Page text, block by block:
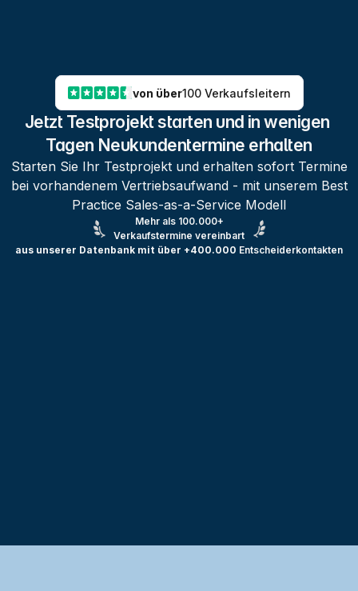
von über100 Verkaufsleitern
Jetzt Testprojekt starten und in wenigen
Tagen Neukundentermine erhalten
Starten Sie Ihr Testprojekt und erhalten sofort Termine
bei vorhandenem Vertriebsaufwand - mit unserem Best
Practice Sales-as-a-Service Modell
Mehr als 100.000+
Verkaufstermine vereinbart
aus unserer Datenbank mit über +400.000 Entscheiderkontakten